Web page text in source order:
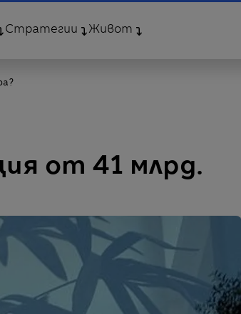
Стратегии Живот
от 41 млрд.